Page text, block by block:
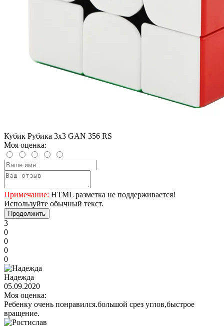
Кубик Рубика 3х3 GAN 356 RS
Моя оценка:
Примечание: HTML разметка не поддерживается!
Используйте обычный текст.
Продолжить
3
0
0
0
0
Надежда
05.09.2020
Моя оценка:
Ребенку очень понравился.большой срез углов,быстрое
вращение.